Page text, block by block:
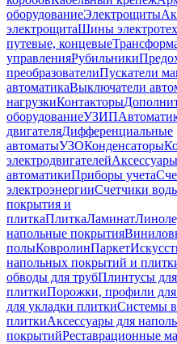
оборудованиеЭлектрощиты
электрощитаШины
путевые, концевые
управленияРубильники
преобразователиПускатели
автоматикаВыключатели
нагрузкиКонтакторы
оборудованиеУЗИП
двигателяДифференциальные
автоматыУЗОКонденсаторы
электродвигателей
автоматикиПриборы учета
электроэнергииСчетчики
покрытия и
плиткаПлиткаЛаминат
напольные покрытия
полыКовролинПаркет
напольных покрытий и
обводы для трубПлинтусы
плиткиПорожки, профили
для укладки плиткиСистемы
плиткиАксессуары для
покрытийРеставрационные